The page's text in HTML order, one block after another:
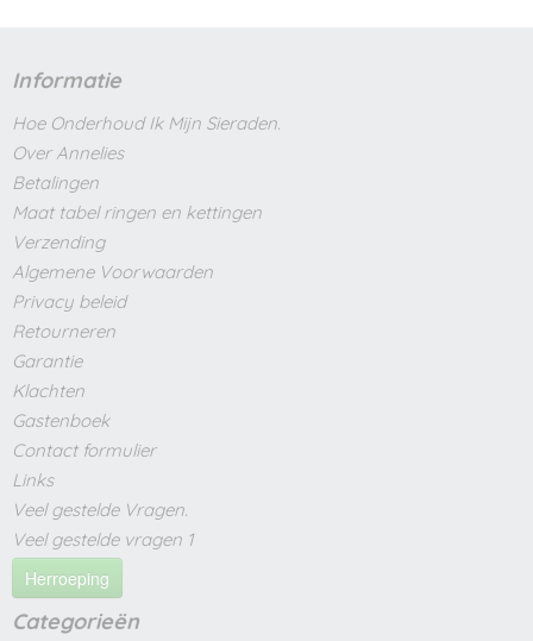
Informatie
Hoe Onderhoud Ik Mijn Sieraden.
Over Annelies
Betalingen
Maat tabel ringen en kettingen
Verzending
Algemene Voorwaarden
Privacy beleid
Retourneren
Garantie
Klachten
Gastenboek
Contact formulier
Links
Veel gestelde Vragen.
Veel gestelde vragen 1
Herroeping
Categorieën